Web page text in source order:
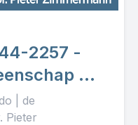
2257 -
en
| de
Pieter